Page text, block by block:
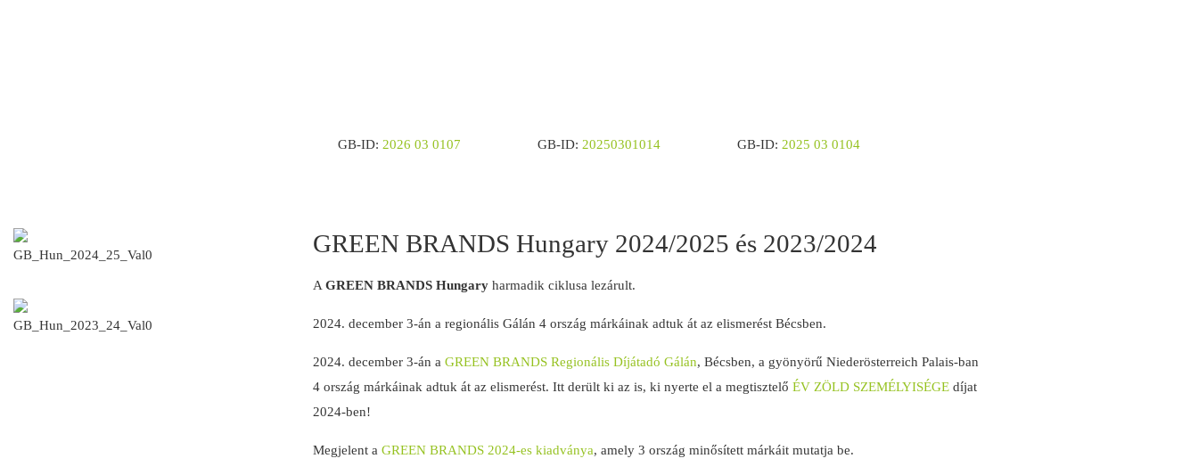
GB-ID: 2026 03 0107 GB-ID: 20250301014 GB-ID: 2025 03 0104
GREEN BRANDS Hungary 2024/2025 és 2023/2024
A GREEN BRANDS Hungary harmadik ciklusa lezárult.
2024. december 3-án a regionális Gálán 4 ország márkáinak adtuk át az elismerést Bécsben.
2024. december 3-án a GREEN BRANDS Regionális Díjátadó Gálán, Bécsben, a gyönyörű Niederösterreich Palais-ban
4 ország márkáinak adtuk át az elismerést. Itt derült ki az is, ki nyerte el a megtisztelő ÉV ZÖLD SZEMÉLYISÉGE díjat
2024-ben!
Megjelent a GREEN BRANDS 2024-es kiadványa, amely 3 ország minősített márkáit mutatja be.